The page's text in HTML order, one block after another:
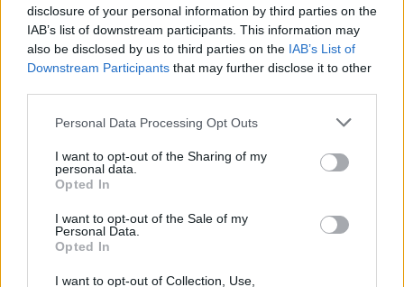
disclosure of your personal information by third parties on the
IAB’s list of downstream participants. This information may
also be disclosed by us to third parties on the IAB’s List of
Downstream Participants that may further disclose it to other
Personal Data Processing Opt Outs
I want to opt-out of the Sharing of my
personal data.
Opted In
I want to opt-out of the Sale of my
Personal Data.
Opted In
I want to opt-out of Collection, Use,
Pour prolonger le plaisir musical :
Vous aimez chanter, apprenez la guitare chez
Télécharger légalement les MP3 sur
Télécharger légalement les MP3 ou trouver le CD sur
Trouver des vinyles et des CD sur
Trouver un instrument de musique ou une partition au
meilleur prix sur
Paroles + Traduction